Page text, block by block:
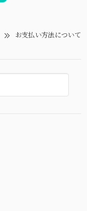
お支払い方法について